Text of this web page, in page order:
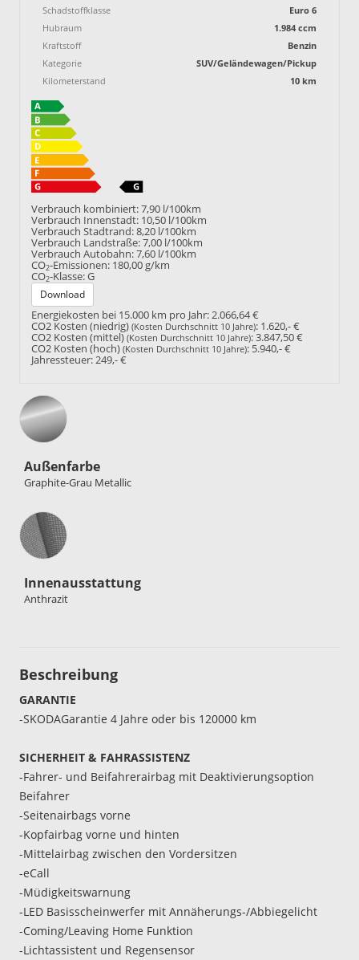
Schadstoffklasse
Euro 6
Hubraum
1.984 ccm
Kraftstoff
Benzin
Kategorie
SUV/Geländewagen/Pickup
Kilometerstand
10 km
Verbrauch kombiniert:7,90 l/100km
Verbrauch Innenstadt: 10,50 l/100km
Verbrauch Stadtrand:8,20 l/100km
Verbrauch Landstraße:7,00 l/100km
Verbrauch Autobahn:7,60 l/100km
CO2-Emissionen: 180,00 g/km
CO2-Klasse:G
Download
Energiekosten bei 15.000 km pro Jahr:2.066,64 €
CO2 Kosten (niedrig) (Kosten Durchschnitt 10 Jahre): 1.620,- €
CO2 Kosten (mittel) (Kosten Durchschnitt 10 Jahre):3.847,50 €
CO2 Kosten (hoch) (Kosten Durchschnitt 10 Jahre): 5.940,- €
Jahressteuer:249,- €
Außenfarbe
Graphite-Grau Metallic
Innenausstattung
Innenausstattung
Anthrazit
Beschreibung
GARANTIE
-SKODAGarantie 4 Jahre oder bis 120000 km
SICHERHEIT & FAHRASSISTENZ
-Fahrer- und Beifahrerairbag mit Deaktivierungsoption
Beifahrer
-Seitenairbags vorne
-Kopfairbag vorne und hinten
-Mittelairbag zwischen den Vordersitzen
-eCall
-Müdigkeitswarnung
-LED Basisscheinwerfer mit Annäherungs-/Abbiegelicht
-Coming/Leaving Home Funktion
-Lichtassistent und Regensensor